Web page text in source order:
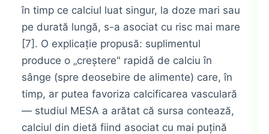
în timp ce calciul luat singur, la doze mari sau
pe durată lungă, s-a asociat cu risc mai mare
[7]. O explicație propusă: suplimentul
produce o „creştere" rapidǎ de calciu în
sânge (spre deosebire de alimente) care, în
timp, ar putea favoriza calcificarea vasculară
— studiul MESA a arătat că sursa contează,
calciul din dietă fiind asociat cu mai puțină